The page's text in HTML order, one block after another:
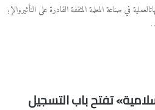
في صناعة المعلمة المثقفة القادرة على التأثيروالإب
تفتح باب التسجيل